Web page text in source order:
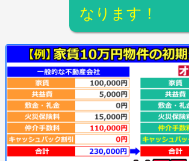
なります！